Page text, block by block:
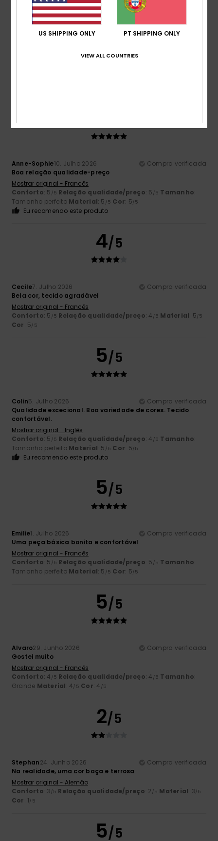
Mostrar original - Inglês
5/5
Anne-Sophie10. Julho 2026
Compra verificada
Boa relação qualidade-preço
Mostrar original - Francês
Conforto: 5 /5 Relação qualidade/preço: 5 /5 Tamanho:
Tamanho perfeito Material: 5 /5 Cor: 5/5
Eu recomendo este produto
4/5
Cecile7. Julho 2026
Compra verificada
Bela cor, tecido agradável
Mostrar original - Francês
Conforto: 5 /5 Relação qualidade/preço: 4 /5 Material: 5/5
Cor: 5/5
5/5
Colin5. Julho 2026
Compra verificada
Qualidade excecional. Boa variedade de cores. Tecido
confortável.
Mostrar original - Inglês
Conforto: 5 /5 Relação qualidade/preço: 4 /5 Tamanho:
Tamanho perfeito Material: 5 /5 Cor: 5/5
Eu recomendo este produto
5/5
Emilie1. Julho 2026
Compra verificada
Uma peça básica bonita e confortável
Mostrar original - Francês
Conforto: 5 /5 Relação qualidade/preço: 5 /5 Tamanho:
Tamanho perfeito Material: 5 /5 Cor: 5/5
5/5
Alvaro29. Junho 2026
Compra verificada
Gostei muito
Mostrar original - Francês
Conforto: 4 /5 Relação qualidade/preço: 4 /5 Tamanho:
Grande Material: 4/5 Cor: 4 /5
2/5
Stephan24. Junho 2026
Compra verificada
Na realidade, uma cor baça e terrosa
Mostrar original - Alemão
Conforto: 3 /5 Relação qualidade/preço: 2 /5 Material: 3/5
Cor: 1/5
5/5
US SHIPPING ONLY PT SHIPPING ONLY
VIEW ALL COUNTRIES